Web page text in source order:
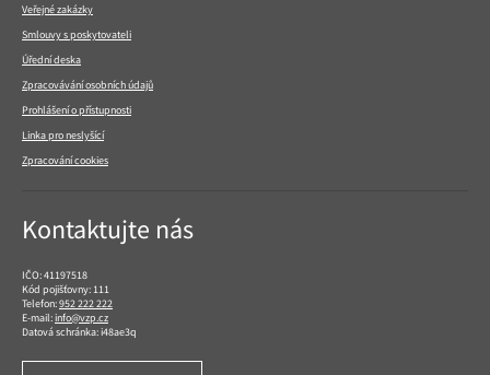
Veřejné zakázky
Smlouvy s poskytovateli
Úřední deska
Zpracovávání osobních údajů
Prohlášení o přístupnosti
Linka pro neslyšící
Zpracování cookies
Kontaktujte nás
IČO: 41197518
Kód pojišťovny: 111
Telefon:952 222 222
E-mail:info@vzp.cz
Datová schránka: i48ae3q